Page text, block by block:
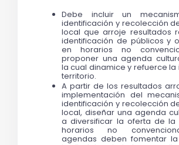
Debe incluir un
identificación y recolección
local que arroje resultados
identificación de públicos y
en horarios no
proponer una agenda
la cual dinamice y refuerce
territorio.
A partir de los resultados
implementación del
identificación y recolección
local, diseñar una agenda
a diversificar la oferta de la
horarios no
agendas deben fomentar